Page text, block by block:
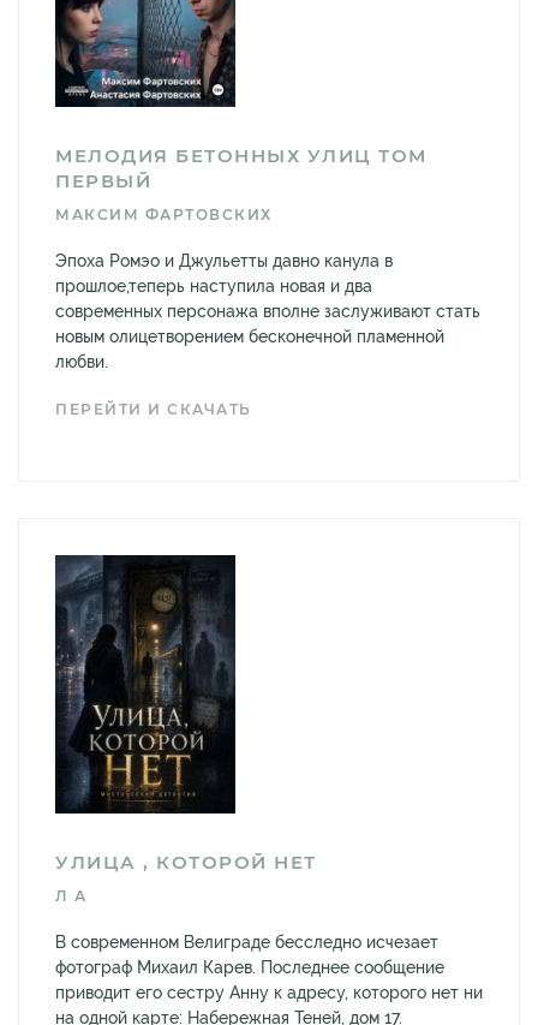
МЕЛОДИЯ БЕТОННЫХ УЛИЦ ТОМ
ПЕРВЫЙ
МАКСИМ ФАРТОВСКИХ
Эпоха Ромэо и Джульетты давно канула в
прошлое,теперь наступила новая и два
современных персонажа вполне заслуживают стать
новым олицетворением бесконечной пламенной
любви.
ПЕРЕЙТИ И СКАЧАТЬ
УЛИЦА , КОТОРОЙ НЕТ
Л А
В современном Велиграде бесследно исчезает
фотограф Михаил Карев. Последнее сообщение
приводит его сестру Анну к адресу, которого нет ни
на одной карте: Набережная Теней, дом 17.